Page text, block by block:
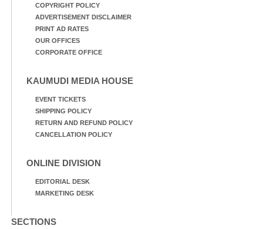
COPYRIGHT POLICY
ADVERTISEMENT DISCLAIMER
PRINT AD RATES
OUR OFFICES
CORPORATE OFFICE
KAUMUDI MEDIA HOUSE
EVENT TICKETS
SHIPPING POLICY
RETURN AND REFUND POLICY
CANCELLATION POLICY
ONLINE DIVISION
EDITORIAL DESK
MARKETING DESK
SECTIONS